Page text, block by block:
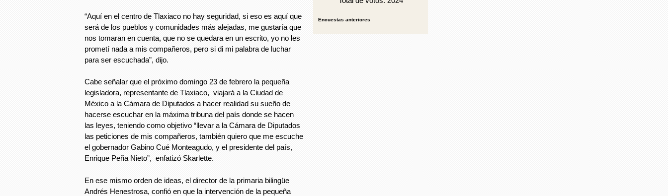
“Aquí en el centro de Tlaxiaco no hay seguridad, si eso es aquí que
será de los pueblos y comunidades más alejadas, me gustaría que
nos tomaran en cuenta, que no se quedara en un escrito, yo no les
prometí nada a mis compañeros, pero si di mi palabra de luchar
para ser escuchada”, dijo.
Cabe señalar que el próximo domingo 23 de febrero la pequeña
legisladora, representante de Tlaxiaco, viajará a la Ciudad de
México a la Cámara de Diputados a hacer realidad su sueño de
hacerse escuchar en la máxima tribuna del país donde se hacen
las leyes, teniendo como objetivo “llevar a la Cámara de Diputados
las peticiones de mis compañeros, también quiero que me escuche
el gobernador Gabino Cué Monteagudo, y el presidente del país,
Enrique Peña Nieto”, enfatizó Skarlette.
En ese mismo orden de ideas, el director de la primaria bilingüe
Andrés Henestrosa, confió en que la intervención de la pequeña
Encuestas anteriores